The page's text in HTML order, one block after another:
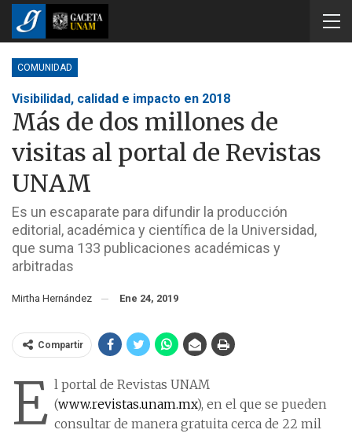
COMUNIDAD
Visibilidad, calidad e impacto en 2018
Más de dos millones de
visitas al portal de Revistas
UNAM
Es un escaparate para difundir la producción
editorial, académica y científica de la Universidad,
que suma 133 publicaciones académicas y
arbitradas
Mirtha Hernández Ene 24, 2019
Compartir
E l portal de Revistas UNAM
(www.revistas.unam.mx), en el que se pueden
consultar de manera gratuita cerca de 22 mil